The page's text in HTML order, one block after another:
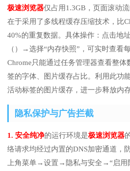
极速浏览器仅占用1.3GB，页面滚动
在于采用了多线程缓存压缩技术，比
40%的重复数据。具体操作：点击地
（）→选择“内存快照”，可实时查看
Chrome只能通过任务管理器查看整
签的字体、图片缓存占比。利用此功
活动标签的图片缓存，进一步释放内存
隐私保护与广告拦截
1. 安全纯净的运行环境是极速浏览器
络请求均经过内置的DNS加密通道，
上角菜单→设置→隐私与安全→“启用